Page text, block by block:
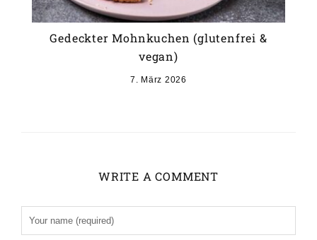
Gedeckter Mohnkuchen (glutenfrei &
vegan)
7. März 2026
WRITE A COMMENT